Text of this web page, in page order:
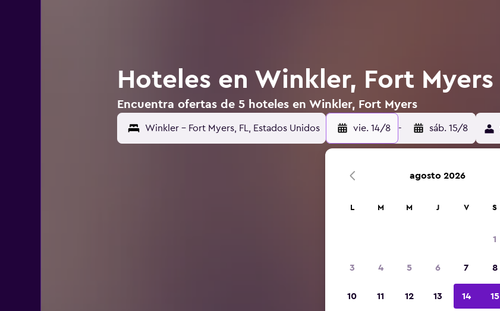
Hoteles en Winkler, Fort Myers
Encuentra ofertas de 5 hoteles en Winkler, Fort Myers
Winkler - Fort Myers, FL, Estados Unidos vie. 14/8 - sáb. 15/8
agosto 2026
L M M J V S
1
3 4 5 6 7 8
10 11 12 13 14 15